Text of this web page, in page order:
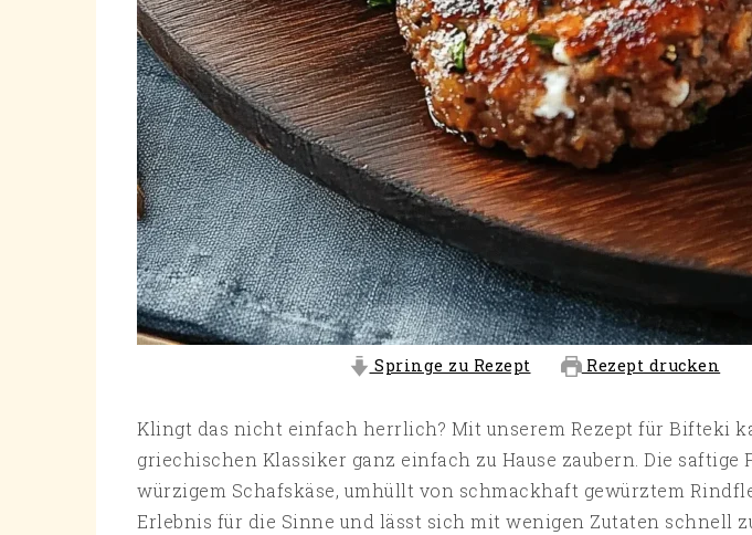
Springe zu Rezept Rezept drucken
Klingt das nicht einfach herrlich? Mit unserem Rezept für Bifteki
griechischen Klassiker ganz einfach zu Hause zaubern. Die saftige
würzigem Schafskäse, umhüllt von schmackhaft gewürztem
Erlebnis für die Sinne und lässt sich mit wenigen Zutaten schnell